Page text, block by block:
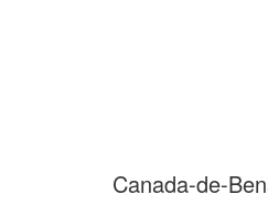
Canada-de-